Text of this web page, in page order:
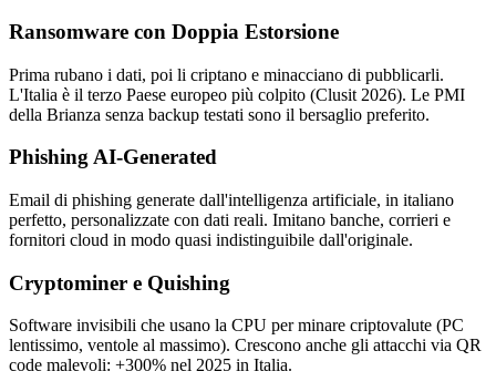
Ransomware con Doppia Estorsione
Prima rubano i dati, poi li criptano e minacciano di pubblicarli.
L'Italia è il terzo Paese europeo più colpito (Clusit 2026). Le PMI
della Brianza senza backup testati sono il bersaglio preferito.
Phishing AI-Generated
Email di phishing generate dall'intelligenza artificiale, in italiano
perfetto, personalizzate con dati reali. Imitano banche, corrieri e
fornitori cloud in modo quasi indistinguibile dall'originale.
Cryptominer e Quishing
Software invisibili che usano la CPU per minare criptovalute (PC
lentissimo, ventole al massimo). Crescono anche gli attacchi via QR
code malevoli: +300% nel 2025 in Italia.